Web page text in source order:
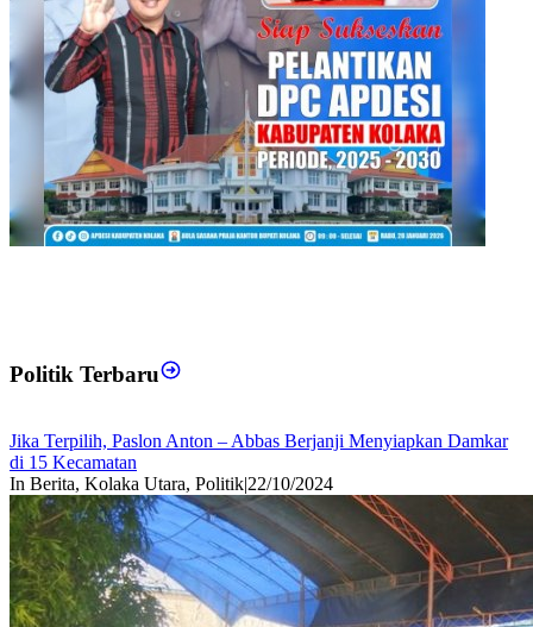
Politik Terbaru
Jika Terpilih, Paslon Anton – Abbas Berjanji Menyiapkan Damkar
di 15 Kecamatan
In Berita, Kolaka Utara, Politik|22/10/2024